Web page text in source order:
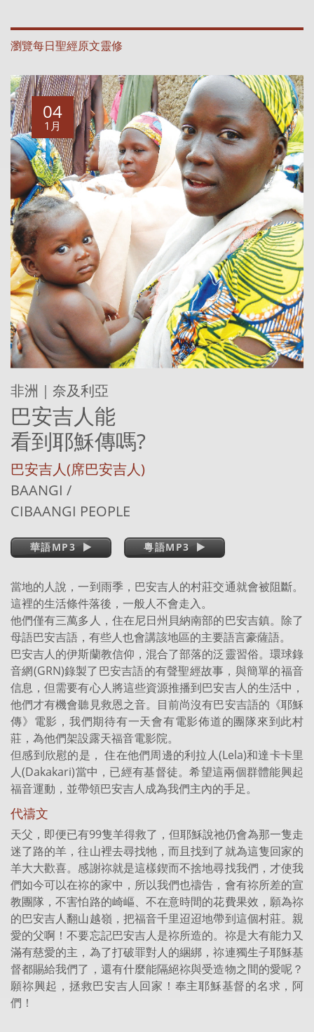
瀏覽每日聖經原文靈修
非洲｜奈及利亞
巴安吉人能
看到耶穌傳嗎?
巴安吉人(席巴安吉人)
BAANGI /
CIBAANGI PEOPLE
04
1月
華語MP3 粵語MP3
當地的人說，一到雨季，巴安吉人的村莊交通就會被阻斷。
這裡的生活條件落後，一般人不會走入。
他們僅有三萬多人，住在尼日州貝納南部的巴安吉鎮。除了
母語巴安吉語，有些人也會講該地區的主要語言豪薩語。
巴安吉人的伊斯蘭教信仰，混合了部落的泛靈習俗。環球錄
音網(GRN)錄製了巴安吉語的有聲聖經故事，與簡單的福音
信息，但需要有心人將這些資源推播到巴安吉人的生活中，
他們才有機會聽見救恩之音。目前尚沒有巴安吉語的《耶穌
傳》電影，我們期待有一天會有電影佈道的團隊來到此村
莊，為他們架設露天福音電影院。
但感到欣慰的是， 住在他們周邊的利拉人(Lela)和達卡卡里
人(Dakakari)當中，已經有基督徒。希望這兩個群體能興起
福音運動，並帶領巴安吉人成為我們主內的手足。
代禱文
天父，即便已有99隻羊得救了，但耶穌說祂仍會為那一隻走
迷了路的羊，往山裡去尋找牠，而且找到了就為這隻回家的
羊大大歡喜。感謝祢就是這樣鍥而不捨地尋找我們，才使我
們如今可以在祢的家中，所以我們也禱告，會有祢所差的宣
教團隊，不害怕路的崎嶇、不在意時間的花費果效，願為祢
的巴安吉人翻山越嶺，把福音千里迢迢地帶到這個村莊。親
愛的父啊！不要忘記巴安吉人是祢所造的。祢是大有能力又
滿有慈愛的主，為了打破罪對人的綑綁，祢連獨生子耶穌基
督都賜給我們了，還有什麼能隔絕祢與受造物之間的愛呢？
願祢興起，拯救巴安吉人回家！奉主耶穌基督的名求，阿
們！